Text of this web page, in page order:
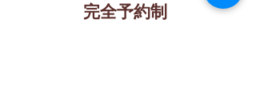
完全予約制